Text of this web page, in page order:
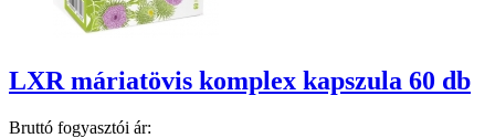
LXR máriatövis komplex kapszula 60 db
Bruttó fogyasztói ár: